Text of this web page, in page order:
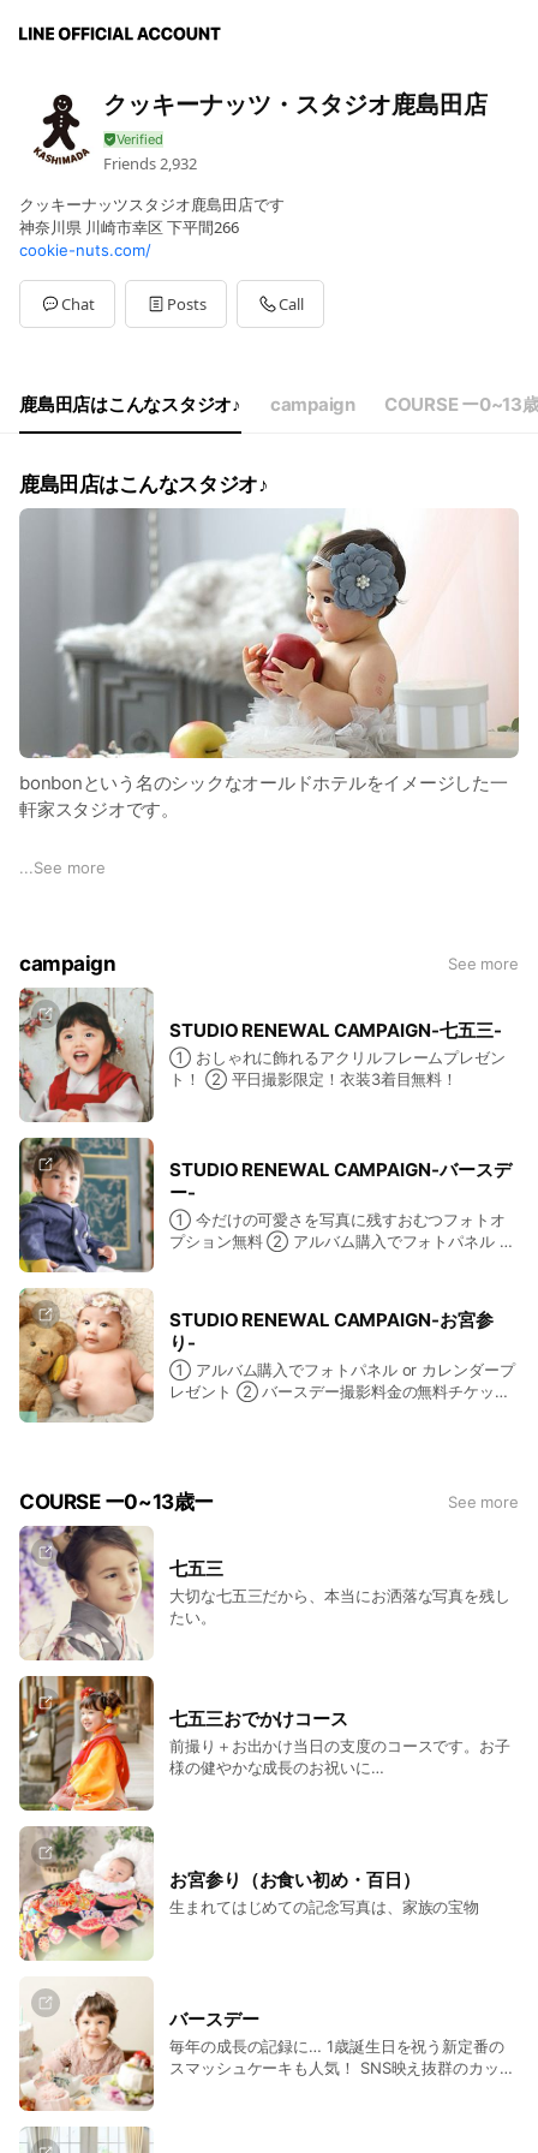
クッキーナッツ・スタジオ鹿島田店
Friends 2,932
クッキーナッツスタジオ鹿島田店です
神奈川県 川崎市幸区 下平間266
cookie-nuts.com/
Chat Posts Call
鹿島田店はこんなスタジオ♪ campaign COURSE ー0~13
鹿島田店はこんなスタジオ♪
bonbonという名のシックなオールドホテルをイメージした一
軒家スタジオです。
ヨーロッパのオールドホテルスタイルで撮るノスタルジックで
ています。
一生の宝物になるお写真を撮影するべく、今日も皆様のご来店
をお待ちしております。
...See more
campaign See more
STUDIO RENEWAL CAMPAIGN-七五三-
① おしゃれに飾れるアクリルフレームプレゼン
ト！ ② 平日撮影限定！衣装3着目無料！
STUDIO RENEWAL CAMPAIGN-バースデ
ー-
① 今だけの可愛さを写真に残すおむつフォトオ
プション無料 ② アルバム購入でフォトパネル or
STUDIO RENEWAL CAMPAIGN-お宮参
り-
① アルバム購入でフォトパネル or カレンダープ
レゼント ② バースデー撮影料金の無料チケット
COURSE ー0~13歳ー See more
七五三
大切な七五三だから、本当にお洒落な写真を残し
たい。
七五三おでかけコース
前撮り＋お出かけ当日の支度のコースです。お子
様の健やかな成長のお祝いに…
お宮参り（お食い初め・百日）
生まれてはじめての記念写真は、家族の宝物
バースデー
毎年の成長の記録に… 1歳誕生日を祝う新定番の
スマッシュケーキも人気！ SNS映え抜群のカット